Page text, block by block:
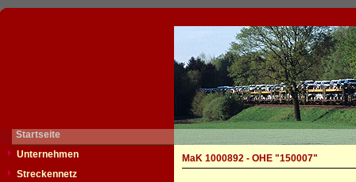
Startseite
Unternehmen
Streckennetz
MaK 1000892 - OHE "150007"